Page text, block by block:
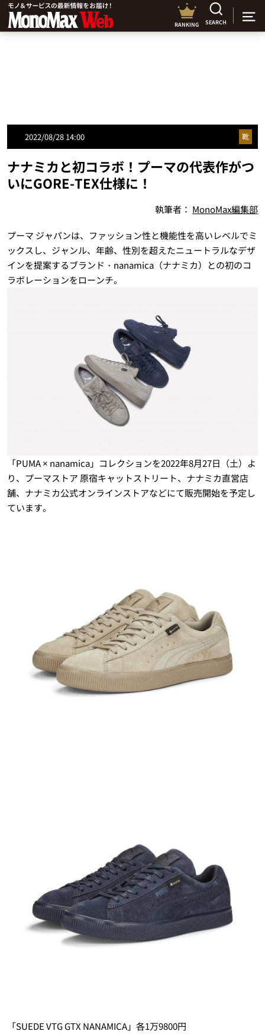
RANKING SEARCH
2022/08/28 14:00 靴
ナナミカと初コラボ！プーマの代表作がつ
いにGORE-TEX仕様に！
執筆者： MonoMax編集部
プーマ ジャパンは、ファッション性と機能性を高いレベルでミ
ックスし、ジャンル、年齢、性別を超えたニュートラルなデザ
インを提案するブランド・nanamica（ナナミカ）との初のコ
ラボレーションをローンチ。
「PUMA × nanamica」コレクションを2022年8月27日（土）よ
り、プーマストア 原宿キャットストリート、ナナミカ直営店
舗、ナナミカ公式オンラインストアなどにて販売開始を予定し
ています。
「SUEDE VTG GTX NANAMICA」各1万9800円